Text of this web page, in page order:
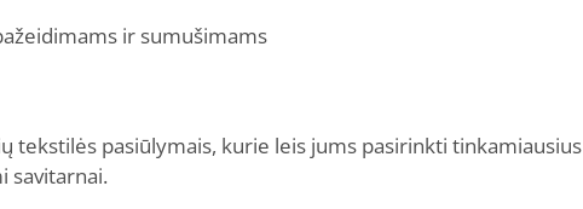
ir sumušimams
tekstilės pasiūlymais, kurie leis jums pasirinkti tinkamiausius
savitarnai.